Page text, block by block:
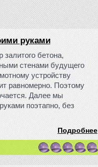
руками
бетона,
стенами будущего
устройству
равномерно. Поэтому
Далее мы
поэтапно, без
Подробнее